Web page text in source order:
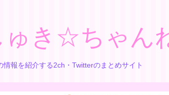
ゅき☆ちゃん
情報を紹介する2ch・Twitterのまとめサイト